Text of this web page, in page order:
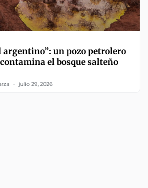
argentino”: un pozo petrolero
el bosque salteño
julio 29, 2026